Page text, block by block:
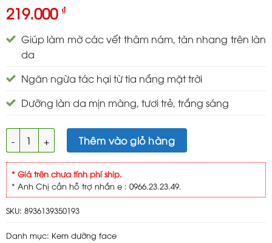
219.000 ₫
Giúp làm mờ các vết thâm nám, tàn nhang trên làn
da
Ngăn ngừa tác hại từ tia nắng mặt trời
Dưỡng làn da mịn màng, tươi trẻ, trắng sáng
Miền Thảo Mộc Kem Ngừa Nám tàn nhang trắng da 20g số
Thêm vào giỏ hàng
* Giá trên chưa tính phí ship.
* Anh Chị cần hỗ trợ nhắn e : 0966.23.23.49.
SKU: 8936139350193
Danh mục: Kem dưỡng face